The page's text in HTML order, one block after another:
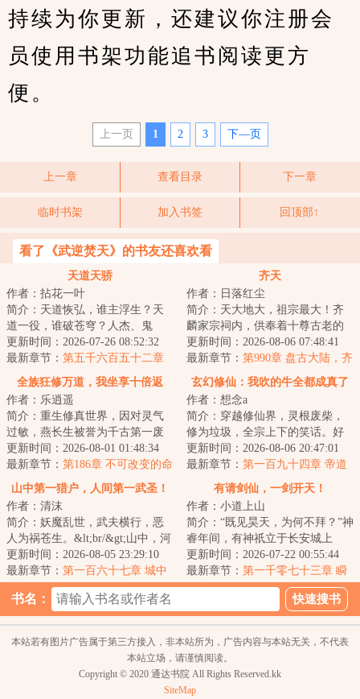
持续为你更新，还建议你注册会
员使用书架功能追书阅读更方
便。
上一页 1 2 3 下—页
上一章 查看目录 下一章
临时书架 加入书签 回顶部↑
看了《武逆焚天》的书友还喜欢看
天道天骄
作者：拈花一叶
简介：天道恢弘，谁主浮生？天
道一役，谁破苍穹？人杰、鬼
雄、楚翘、天骄，万载后的归
来，再踏归家路，再...
更新时间：2026-07-26 08:52:32
最新章节： 第五千六百五十二章
传承和偶遇！下
齐天
作者：日落红尘
简介：天大地大，祖宗最大！齐
麟家宗祠内，供奉着十尊古老的
先祖灵牌，世人不知其名，亦不
晓其往事。直到...
更新时间：2026-08-06 07:48:41
最新章节： 第990章 盘古大陆，齐
天魂族！！！！
全族狂修万道，我坐享十倍返
作者：乐逍遥
简介：重生修真世界，因对灵气
过敏，燕长生被誉为千古第一废
物。无奈解锁系统，只要族人修
炼，便可获得十...
更新时间：2026-08-01 01:48:34
最新章节： 第186章 不可改变的命
运轨迹，不完美的结局！
玄幻修仙：我吹的牛全都成真了
作者：想念a
简介：穿越修仙界，灵根废柴，
修为垃圾，全宗上下的笑话。好
在我绑定了吹牛返利系统吹的牛
只要别人信了，...
更新时间：2026-08-06 20:47:01
最新章节： 第一百九十四章 帝道
加身，人间帝尊气场
山中第一猎户，人间第一武圣！
作者：清沫
简介：妖魔乱世，武夫横行，恶
人为祸苍生。&lt;br/&gt;山中，河
里，是那食人血肉的妖魔。
&lt;br/&gt;城内...
更新时间：2026-08-05 23:29:10
最新章节： 第一百六十七章 城中
有请剑仙，一剑开天！
作者：小道上山
简介：“既见昊天，为何不拜？”神
睿年间，有神祇立于长安城上
空，责问众生。持剑少年站在春
风巷尾，开口...
更新时间：2026-07-22 00:55:44
最新章节： 第一千零七十三章 瞬
发
书名：
本站若有图片广告属于第三方接入，非本站所为，广告内容与本站无关，不代表
本站立场，请谨慎阅读。
Copyright © 2020 通达书院 All Rights Reserved.kk
SiteMap